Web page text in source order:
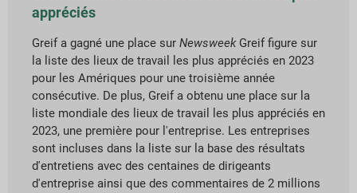
appréciés
Greif a gagné une place sur NewsweekGreif figure sur
la liste des lieux de travail les plus appréciés en 2023
pour les Amériques pour une troisième année
consécutive. De plus, Greif a obtenu une place sur la
liste mondiale des lieux de travail les plus appréciés en
2023, une première pour l'entreprise. Les entreprises
sont incluses dans la liste sur la base des résultats
d'entretiens avec des centaines de dirigeants
d'entreprise ainsi que des commentaires de 2 millions